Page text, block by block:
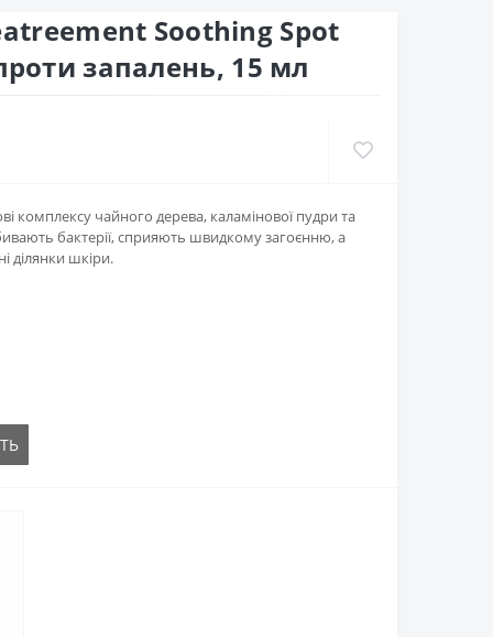
Soothing Spot
запалень, 15 мл
комплексу чайного дерева, каламінової пудри та
бактерії, сприяють швидкому загоєнню, а
ділянки шкіри.